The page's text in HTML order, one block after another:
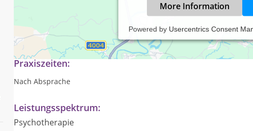
More Information
Powered by Usercentrics Consent
Heilpraktikerin (Psychotherapie)
Praxiszeiten:
Nach Absprache
Leistungsspektrum:
Psychotherapie